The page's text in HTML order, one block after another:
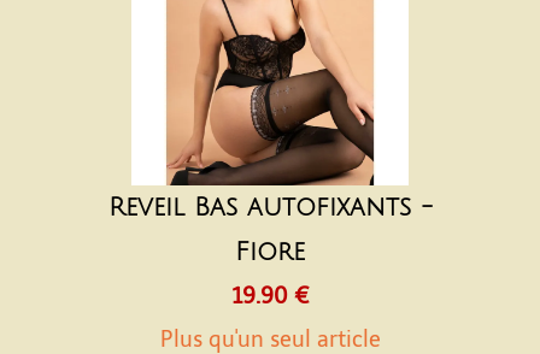
Reveil Bas autofixants -
Fiore
19.90 €
Plus qu'un seul article